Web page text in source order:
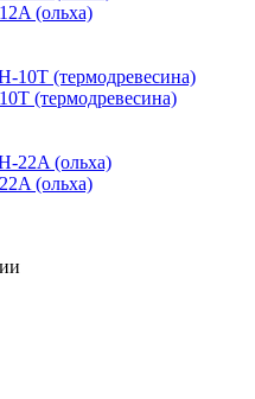
(ольха)
(термодревесина)
(ольха)